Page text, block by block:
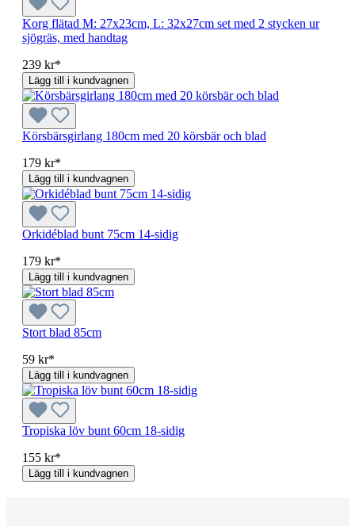
Korg flätad M: 27x23cm, L: 32x27cm set med 2 stycken ur
sjögräs, med handtag
239 kr*
Lägg till i kundvagnen
Körsbärsgirlang 180cm med 20 körsbär och blad
179 kr*
Lägg till i kundvagnen
Orkidéblad bunt 75cm 14-sidig
179 kr*
Lägg till i kundvagnen
Stort blad 85cm
59 kr*
Lägg till i kundvagnen
Tropiska löv bunt 60cm 18-sidig
155 kr*
Lägg till i kundvagnen